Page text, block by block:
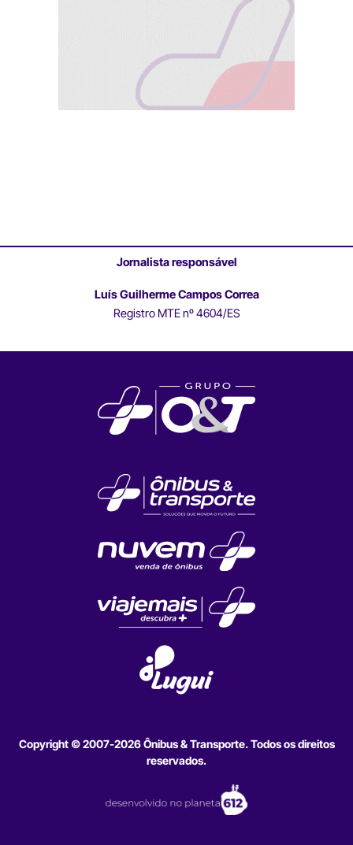
Jornalista responsável
Luís Guilherme Campos Correa
Registro MTE nº 4604/ES
Copyright © 2007-2026 Ônibus & Transporte. Todos os direitos
reservados.